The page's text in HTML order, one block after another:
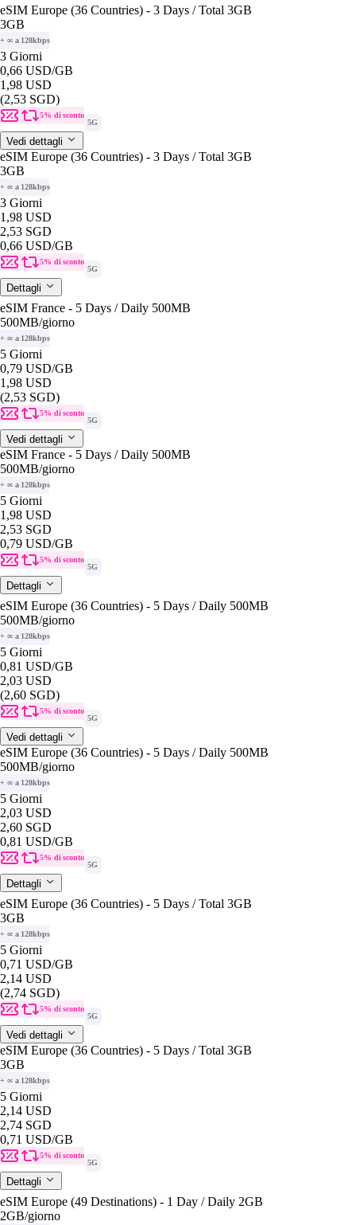
eSIM Europe (36 Countries) - 3 Days / Total 3GB
3GB
+ ∞ a 128kbps
3 Giorni
0,66 USD/GB
1,98 USD
(2,53 SGD)
5% di sconto
5G
Vedi dettagli
eSIM Europe (36 Countries) - 3 Days / Total 3GB
3GB
+ ∞ a 128kbps
3 Giorni
1,98 USD
2,53 SGD
0,66 USD/GB
5% di sconto
5G
Dettagli
eSIM France - 5 Days / Daily 500MB
500MB/giorno
+ ∞ a 128kbps
5 Giorni
0,79 USD/GB
1,98 USD
(2,53 SGD)
5% di sconto
5G
Vedi dettagli
eSIM France - 5 Days / Daily 500MB
500MB/giorno
+ ∞ a 128kbps
5 Giorni
1,98 USD
2,53 SGD
0,79 USD/GB
5% di sconto
5G
Dettagli
eSIM Europe (36 Countries) - 5 Days / Daily 500MB
500MB/giorno
+ ∞ a 128kbps
5 Giorni
0,81 USD/GB
2,03 USD
(2,60 SGD)
5% di sconto
5G
Vedi dettagli
eSIM Europe (36 Countries) - 5 Days / Daily 500MB
500MB/giorno
+ ∞ a 128kbps
5 Giorni
2,03 USD
2,60 SGD
0,81 USD/GB
5% di sconto
5G
Dettagli
eSIM Europe (36 Countries) - 5 Days / Total 3GB
3GB
+ ∞ a 128kbps
5 Giorni
0,71 USD/GB
2,14 USD
(2,74 SGD)
5% di sconto
5G
Vedi dettagli
eSIM Europe (36 Countries) - 5 Days / Total 3GB
3GB
+ ∞ a 128kbps
5 Giorni
2,14 USD
2,74 SGD
0,71 USD/GB
5% di sconto
5G
Dettagli
eSIM Europe (49 Destinations) - 1 Day / Daily 2GB
2GB/giorno